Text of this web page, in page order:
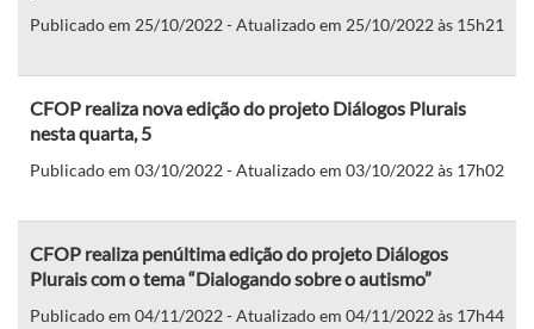
Publicado em 25/10/2022 - Atualizado em 25/10/2022 às 15h21
CFOP realiza nova edição do projeto Diálogos Plurais
nesta quarta, 5
Publicado em 03/10/2022 - Atualizado em 03/10/2022 às 17h02
CFOP realiza penúltima edição do projeto Diálogos
Plurais com o tema “Dialogando sobre o autismo”
Publicado em 04/11/2022 - Atualizado em 04/11/2022 às 17h44